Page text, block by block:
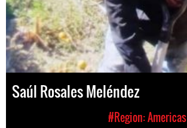
Saúl Rosales Meléndez
#Region: Americas